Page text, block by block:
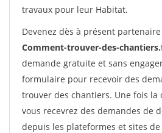
travaux pour leur Habitat.
Devenez dès à présent
Comment-trouver-des-
demande gratuite et sans
formulaire pour recevoir des
trouver des chantiers. Une fois la
vous recevrez des demandes de
depuis les plateformes et sites